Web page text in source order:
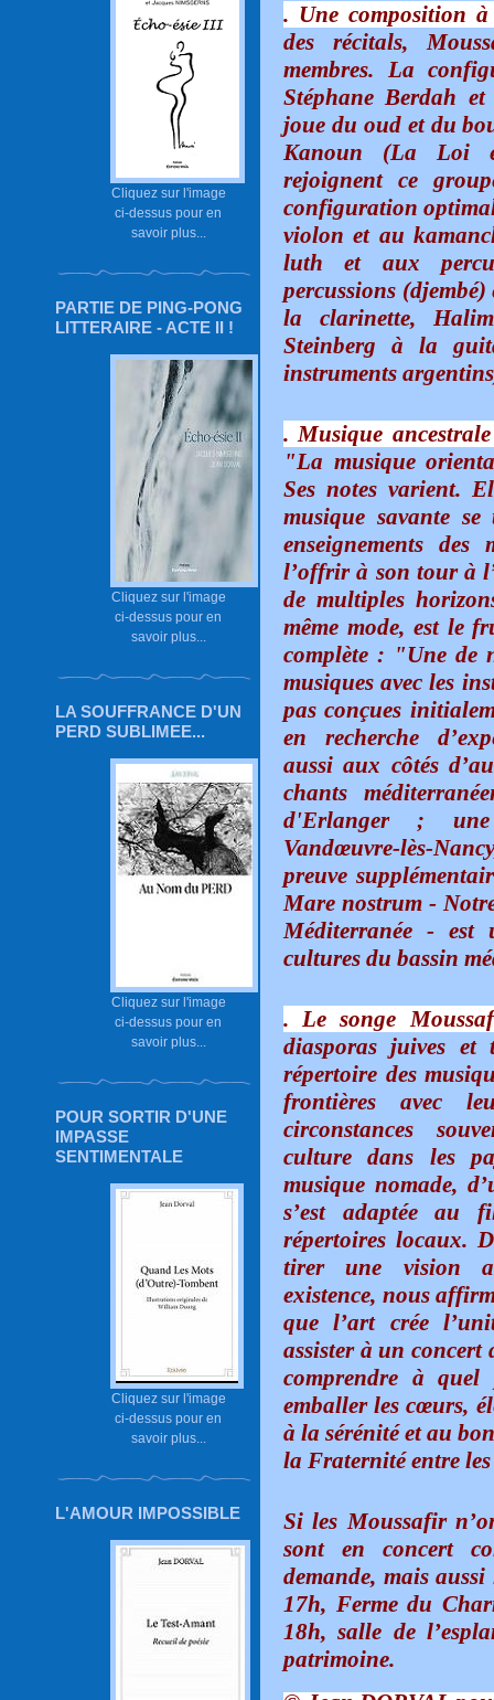
Cliquez sur l'image
ci-dessus pour en
savoir plus...
PARTIE DE PING-PONG
LITTERAIRE - ACTE II !
Cliquez sur l'image
ci-dessus pour en
savoir plus...
LA SOUFFRANCE D'UN
PERD SUBLIMEE...
Cliquez sur l'image
ci-dessus pour en
savoir plus...
POUR SORTIR D'UNE
IMPASSE
SENTIMENTALE
Cliquez sur l'image
ci-dessus pour en
savoir plus...
L'AMOUR IMPOSSIBLE
. Une composition
des récitals,
membres. La
Stéphane Berdah
joue du oud et du
Kanoun (La Loi
rejoignent ce
configuration
violon et au
luth et aux
percussions
la clarinette,
Steinberg à la
instruments
. Musique
"La musique
Ses notes varient.
musique savante
enseignements
l’offrir à son tour à
de multiples
même mode, est le
complète : "Une de
musiques avec les
pas conçues
en recherche
aussi aux côtés
chants
d'Erlanger ; une
Vandœuvre-lès-
preuve
Mare nostrum -
Méditerranée - est
cultures du bassin
. Le songe
diasporas juives et
répertoire des
frontières avec
circonstances
culture dans les
musique nomade,
s’est adaptée au
répertoires locaux.
tirer une vision
existence, nous
que l’art crée
assister à un concert
comprendre à quel
emballer les cœurs,
à la sérénité et au
la Fraternité entre
Si les Moussafir
sont en concert
demande, mais
17h, Ferme du
18h, salle de
patrimoine.